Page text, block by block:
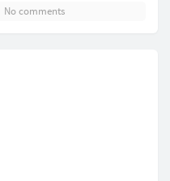
No comments